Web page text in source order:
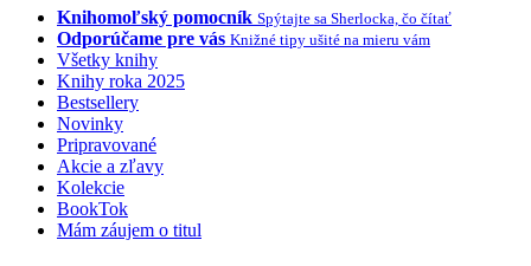
Knihomoľský pomocník Spýtajte sa Sherlocka, čo čítať
Odporúčame pre vás Knižné tipy ušité na mieru vám
Všetky knihy
Knihy roka 2025
Bestsellery
Novinky
Pripravované
Akcie a zľavy
Kolekcie
BookTok
Mám záujem o titul